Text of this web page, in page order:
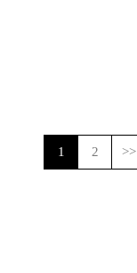
1 2 >>